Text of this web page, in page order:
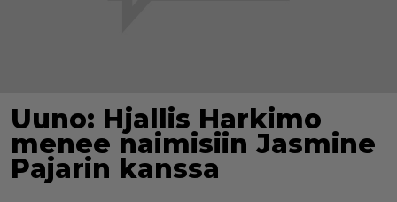
Uuno: Hjallis Harkimo
menee naimisiin Jasmine
Pajarin kanssa